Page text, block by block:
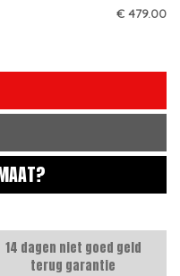
€ 479.00
14 dagen niet goed geld
terug garantie